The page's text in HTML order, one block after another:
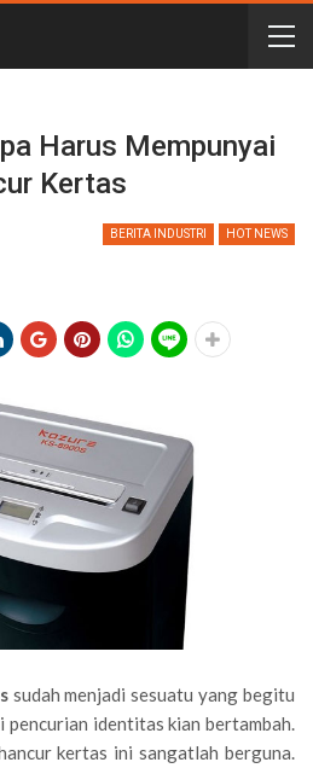
Harus Mempunyai
Kertas
BERITA INDUSTRI HOT NEWS
sudah menjadi sesuatu yang begitu
pencurian identitas kian bertambah.
kertas ini sangatlah berguna.